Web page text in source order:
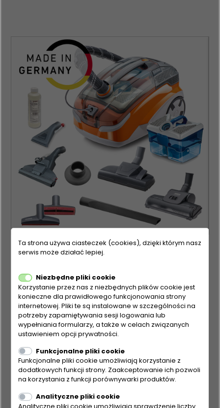
AQUA+ PET & FAMILY
Ta strona używa ciasteczek (cookies), dzięki którym nasz
serwis może działać lepiej.
Niezbędne pliki cookie
Korzystanie przez nas z niezbędnych plików cookie jest
konieczne dla prawidłowego funkcjonowania strony
internetowej. Pliki te są instalowane w szczególności na
potrzeby zapamiętywania sesji logowania lub
wypełniania formularzy, a także w celach związanych
ustawieniem opcji prywatności.
Funkcjonalne pliki cookie
Funkcjonalne pliki cookie umożliwiają korzystanie z
dodatkowych funkcji strony. Zaakceptowanie ich pozwoli
na korzystania z funkcji porównywarki produktów.
Analityczne pliki cookie